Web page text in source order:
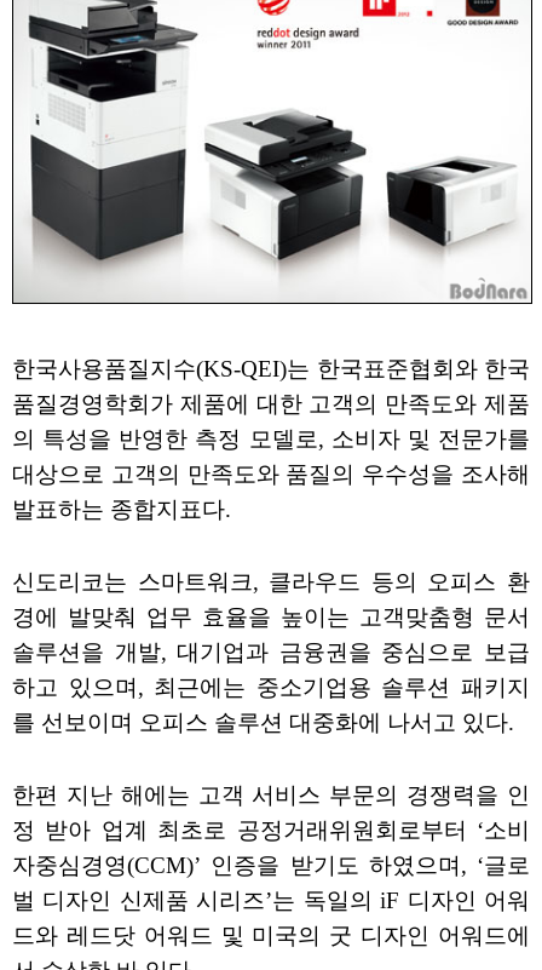
한국사용품질지수(KS-QEI)는 한국표준협회와 한국
품질경영학회가 제품에 대한 고객의 만족도와 제품
의 특성을 반영한 측정 모델로, 소비자 및 전문가를
대상으로 고객의 만족도와 품질의 우수성을 조사해
발표하는 종합지표다.
신도리코는 스마트워크, 클라우드 등의 오피스 환
경에 발맞춰 업무 효율을 높이는 고객맞춤형 문서
솔루션을 개발, 대기업과 금융권을 중심으로 보급
하고 있으며, 최근에는 중소기업용 솔루션 패키지
를 선보이며 오피스 솔루션 대중화에 나서고 있다.
한편 지난 해에는 고객 서비스 부문의 경쟁력을 인
정 받아 업계 최초로 공정거래위원회로부터 ‘소비
자중심경영(CCM)’ 인증을 받기도 하였으며, ‘글로
벌 디자인 신제품 시리즈’는 독일의 iF 디자인 어워
드와 레드닷 어워드 및 미국의 굿 디자인 어워드에